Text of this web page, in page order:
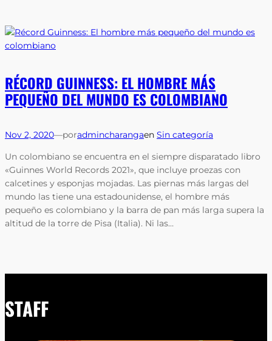
RÉCORD GUINNESS: EL HOMBRE MÁS
PEQUEÑO DEL MUNDO ES COLOMBIANO
Nov 2, 2020—poradmincharangaen Sin categoría
Un colombiano se encuentra en el siempre disparatado libro
«Guinnes World Records 2021», que incluye proezas con
calcetines y esponjas mojadas. Las piernas más largas del
mundo las tiene una estadounidense, el hombre más
pequeño es colombiano y la barra de pan más larga supera la
altitud de la torre de Pisa (Italia). Ni las…
STAFF